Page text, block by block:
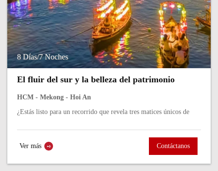
8 Días/7 Noches
El fluir del sur y la belleza del patrimonio
HCM - Mekong - Hoi An
¿Estás listo para un recorrido que revela tres matices únicos de
vivir un viaje a...
Ver más Contáctanos